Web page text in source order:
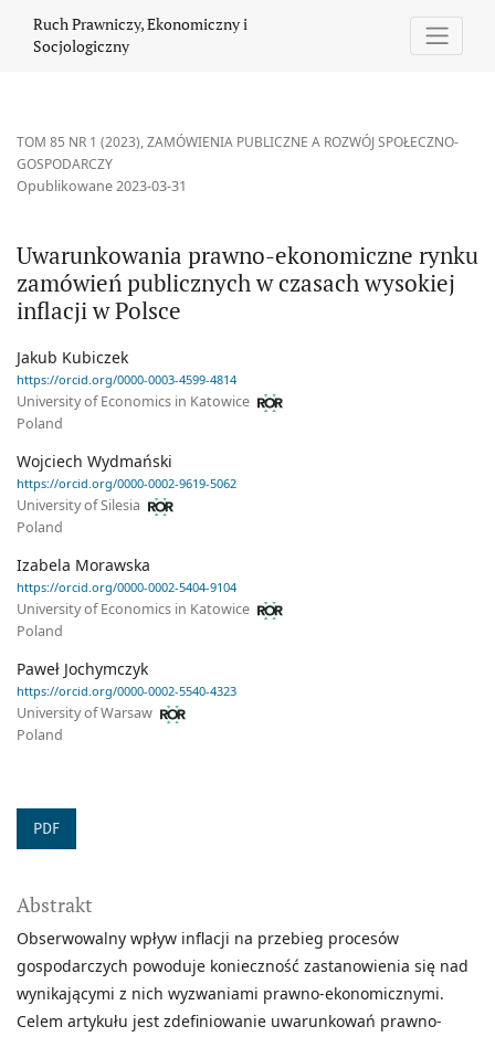
Ruch Prawniczy, Ekonomiczny i
Socjologiczny
TOM 85 NR 1 (2023),ZAMÓWIENIA PUBLICZNE A ROZWÓJ SPOŁECZNO-
GOSPODARCZY
Uwarunkowania prawno-ekonomiczne rynku
zamówień publicznych w czasach wysokiej
inflacji w Polsce
Opublikowane 2023-03-31
Jakub Kubiczek
https://orcid.org/0000-0003-4599-4814
University of Economics in Katowice
Poland
Wojciech Wydmański
https://orcid.org/0000-0002-9619-5062
University of Silesia
Poland
Izabela Morawska
https://orcid.org/0000-0002-5404-9104
University of Economics in Katowice
Poland
Paweł Jochymczyk
https://orcid.org/0000-0002-5540-4323
University of Warsaw
Poland
PDF
Abstrakt
Obserwowalny wpływ inflacji na przebieg procesów
gospodarczych powoduje konieczność zastanowienia się nad
wynikającymi z nich wyzwaniami prawno-ekonomicznymi.
Celem artykułu jest zdefiniowanie uwarunkowań prawno-